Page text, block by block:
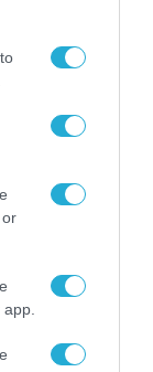
app.